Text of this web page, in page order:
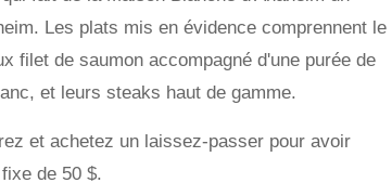
Les plats mis en évidence comprennent le
filet de saumon accompagné d'une purée de
et leurs steaks haut de gamme.
et achetez un laissez-passer pour avoir
de 50 $.